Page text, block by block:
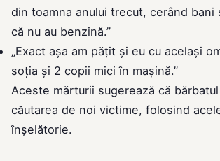
din toamna anului trecut, cerând bani
că nu au benzină.”
„Exact așa am pățit și eu cu același
soția și 2 copii mici în mașină.”
Aceste mărturii sugerează că
căutarea de noi victime, folosind
înșelătorie.